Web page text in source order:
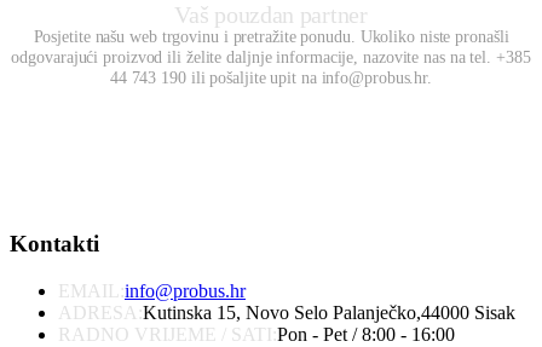
Vaš pouzdan partner
Posjetite našu web trgovinu i pretražite ponudu. Ukoliko niste pronašli
odgovarajući proizvod ili želite daljnje informacije, nazovite nas na tel. +385
44 743 190 ili pošaljite upit na info@probus.hr.
Kontakti
EMAIL:info@probus.hr
ADRESA:Kutinska 15, Novo Selo Palanječko,44000 Sisak
RADNO VRIJEME / SATI:Pon - Pet / 8:00 - 16:00